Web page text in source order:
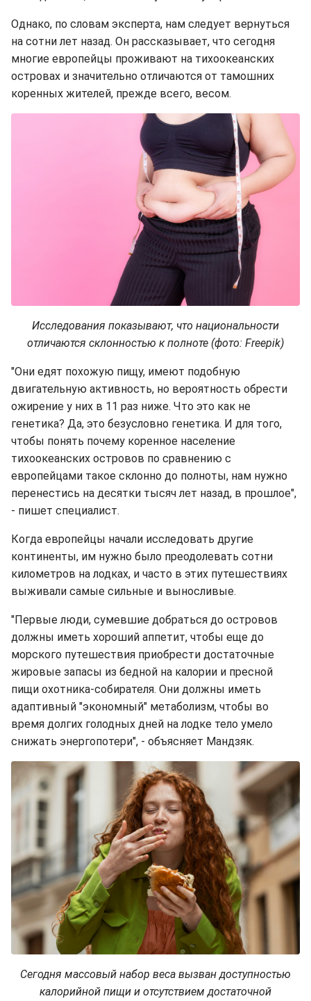
Однако, по словам эксперта, нам следует вернуться
на сотни лет назад. Он рассказывает, что сегодня
многие европейцы проживают на тихоокеанских
островах и значительно отличаются от тамошних
коренных жителей, прежде всего, весом.
Исследования показывают, что национальности
отличаются склонностью к полноте (фото: Freepik)
"Они едят похожую пищу, имеют подобную
двигательную активность, но вероятность обрести
ожирение у них в 11 раз ниже. Что это как не
генетика? Да, это безусловно генетика. И для того,
чтобы понять почему коренное население
тихоокеанских островов по сравнению с
европейцами такое склонно до полноты, нам нужно
перенестись на десятки тысяч лет назад, в прошлое",
- пишет специалист.
Когда европейцы начали исследовать другие
континенты, им нужно было преодолевать сотни
километров на лодках, и часто в этих путешествиях
выживали самые сильные и выносливые.
"Первые люди, сумевшие добраться до островов
должны иметь хороший аппетит, чтобы еще до
морского путешествия приобрести достаточные
жировые запасы из бедной на калории и пресной
пищи охотника-собирателя. Они должны иметь
адаптивный "экономный" метаболизм, чтобы во
время долгих голодных дней на лодке тело умело
снижать энергопотери", - объясняет Мандзяк.
Сегодня массовый набор веса вызван доступностью
калорийной пищи и отсутствием достаточной